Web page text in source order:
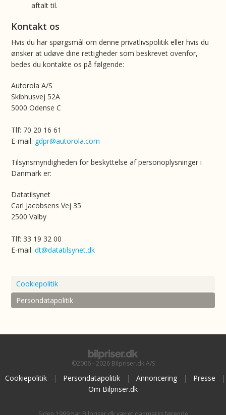
aftalt til.
Kontakt os
Hvis du har spørgsmål om denne privatlivspolitik eller hvis du
ønsker at udøve dine rettigheder som beskrevet ovenfor,
bedes du kontakte os på følgende:
Autorola A/S
Skibhusvej 52A
5000 Odense C
Tlf: 70 20 16 61
E-mail: gdpr@autorola.com
Tilsynsmyndigheden for beskyttelse af personoplysninger i
Danmark er:
Datatilsynet
Carl Jacobsens Vej 35
2500 Valby
Tlf: 33 19 32 00
E-mail:dt@datatilsynet.dk
Cookiepolitik
Persondatapolitik
©2006 - 2026 Bilpriser.dk A/S
Cookiepolitik | Persondatapolitik | Annoncering | Presse
|
Om Bilpriser.dk